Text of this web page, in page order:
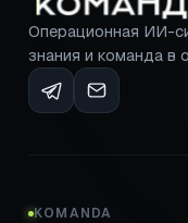
Операционная ИИ-
знания и команда в
KOMANDA